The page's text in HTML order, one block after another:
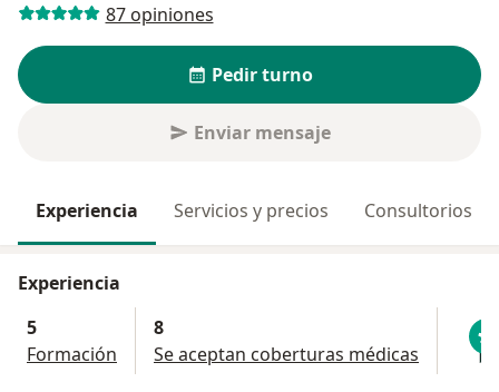
87 opiniones
Pedir turno
Enviar mensaje
Experiencia Servicios y precios Consultorios
Experiencia
5
Formación
8
Se aceptan coberturas médicas